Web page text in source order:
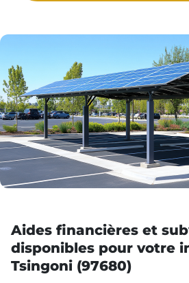
Aides financières et
disponibles pour votre
Tsingoni (97680)